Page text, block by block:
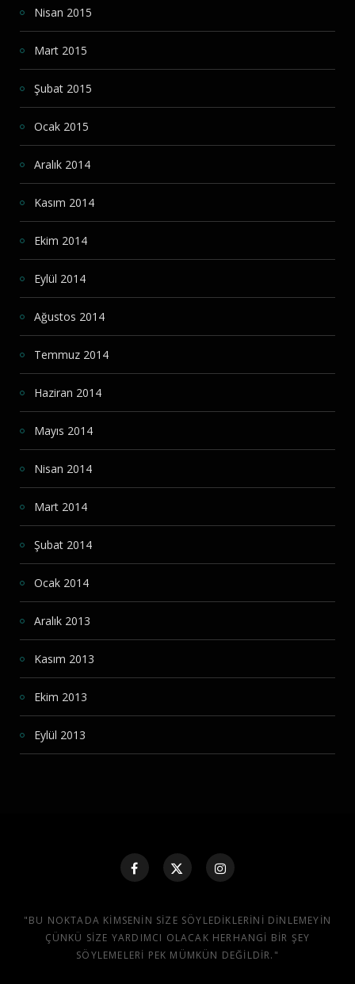
Nisan 2015
Mart 2015
Şubat 2015
Ocak 2015
Aralık 2014
Kasım 2014
Ekim 2014
Eylül 2014
Ağustos 2014
Temmuz 2014
Haziran 2014
Mayıs 2014
Nisan 2014
Mart 2014
Şubat 2014
Ocak 2014
Aralık 2013
Kasım 2013
Ekim 2013
Eylül 2013
"BU NOKTADA KIMSENIN SIZE SÖYLEDIKLERINI DINLEMEYIN
ÇÜNKÜ SIZE YARDIMCI OLACAK HERHANGI BIR ŞEY
SÖYLEMELERI PEK MÜMKÜN DEĞILDIR."